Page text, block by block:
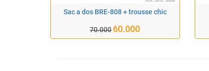
Sac a dos BRE-808 + trousse chic
70.000 60.000